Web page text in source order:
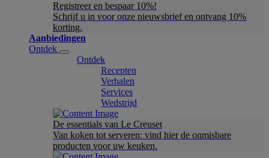
Registreer en bespaar 10%!
Schrijf u in voor onze nieuwsbrief en ontvang 10%
korting.
Aanbiedingen
Ontdek
Ontdek
Recepten
Verhalen
Services
Wedstrijd
De essentials van Le Creuset
Van koken tot serveren: vind hier de onmisbare
producten voor uw keuken.